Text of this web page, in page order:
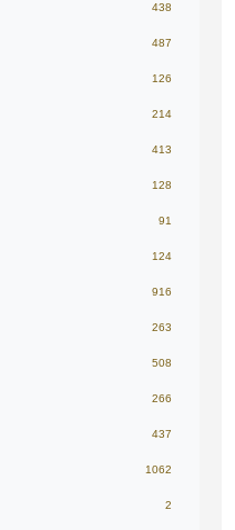
438
487
126
214
413
128
91
124
916
263
508
266
437
1062
2